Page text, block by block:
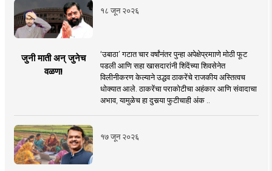
१८ जून २०२६
जुनी माती अन् जुनेच
वळण!
‘उबाठा’ गटात चार वर्षांनंतर पुन्हा अपेक्षेप्रमााणे मोठी फूट
पडली आणि सहा खासदारांनी शिंदेंच्या शिवसेनेत
विलीनीकरण केल्याने उद्धव ठाकरेंचे राजकीय अस्तित्वच
धोक्यात आले. ठाकरेंचा पराकोटीचा अहंकार आणि संवादाचा
अभाव, यामुळेच हा दुसर्‍या फुटीचाही अंक ..
१७ जून २०२६